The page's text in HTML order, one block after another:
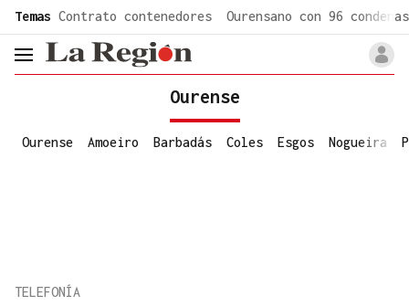
Temas Contrato contenedores Ourensano con 96 condenas
header.menu.open
Ourense
Ourense Amoeiro Barbadás Coles Esgos Nogueira
TELEFONÍA